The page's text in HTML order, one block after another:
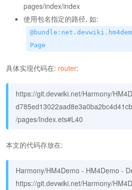
pages/index/index
使用包名指定的路径, 如:
Page
具体实现代码在: router:
https://git.devwiki.net/Harmony/
/pages/Index.ets#L40
本文的代码存放在:
Harmony/HM4Demo - HM4Demo -
https://git.devwiki.net/Harmony/